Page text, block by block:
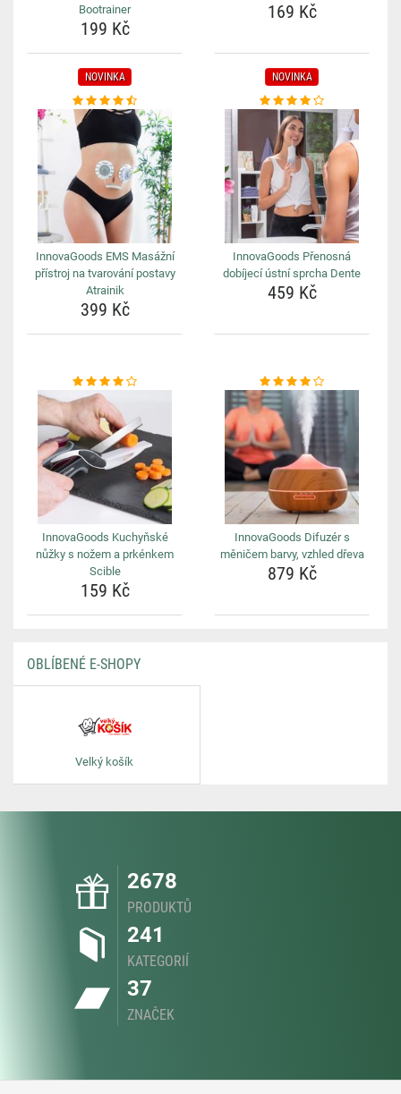
Bootrainer
199 Kč
169 Kč
NOVINKA
InnovaGoods EMS Masážní
přístroj na tvarování postavy
Atrainik
399 Kč
NOVINKA
InnovaGoods Přenosná
dobíjecí ústní sprcha Dente
459 Kč
InnovaGoods Kuchyňské
nůžky s nožem a prkénkem
Scible
159 Kč
InnovaGoods Difuzér s
měničem barvy, vzhled dřeva
879 Kč
OBLÍBENÉ E-SHOPY
Velký košík
2678
PRODUKTŮ
241
KATEGORIÍ
37
ZNAČEK